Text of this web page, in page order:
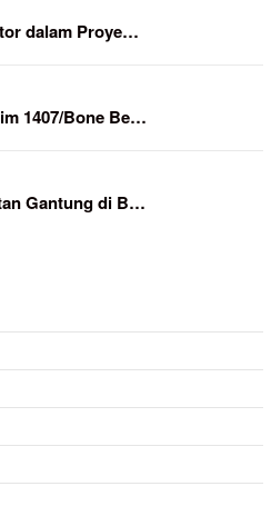
dalam Proye…
1407/Bone Be…
Gantung di B…